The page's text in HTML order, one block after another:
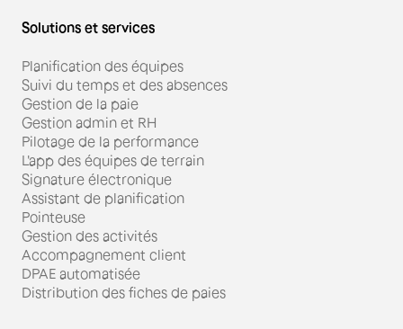
Solutions et services
Planification des équipes
Suivi du temps et des absences
Gestion de la paie
Gestion admin et RH
Pilotage de la performance
L'app des équipes de terrain
Signature électronique
Assistant de planification
Pointeuse
Gestion des activités
Accompagnement client
DPAE automatisée
Distribution des fiches de paies